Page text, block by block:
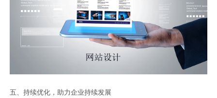
五、持续优化，助力企业持续发展